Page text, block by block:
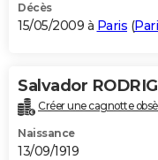
Décès
15/05/2009 à Paris (
Salvador
Créer une cagnotte
Naissance
13/09/1919